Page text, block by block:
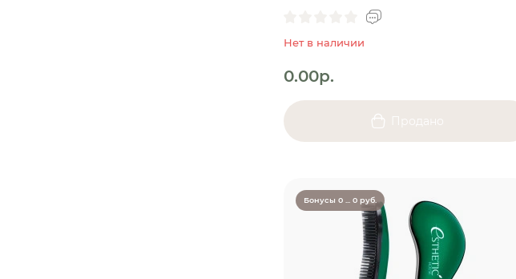
Нет в наличии
0.00р.
Продано
Бонусы 0 ... 0 руб.